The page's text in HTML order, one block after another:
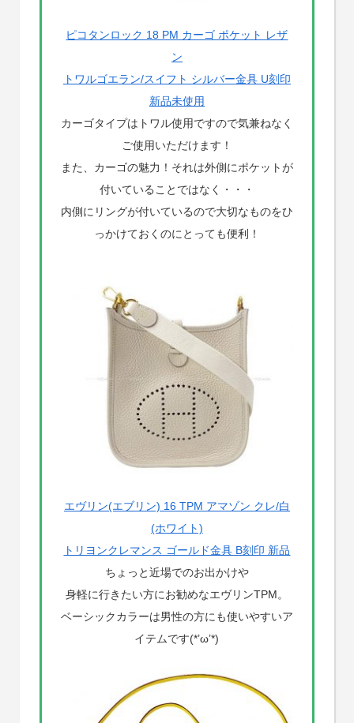
ピコタンロック 18 PM カーゴ ポケット レザ
ン
トワルゴエラン/スイフト シルバー金具 U刻印
新品未使用
カーゴタイプはトワル使用ですので気兼ねなく
ご使用いただけます！
また、カーゴの魅力！それは外側にポケットが
付いていることではなく・・・
内側にリングが付いているので大切なものをひ
っかけておくのにとっても便利！
エヴリン(エブリン) 16 TPM アマゾン クレ/白
(ホワイト)
トリヨンクレマンス ゴールド金具 B刻印 新品
ちょっと近場でのお出かけや
身軽に行きたい方にお勧めなエヴリンTPM。
ベーシックカラーは男性の方にも使いやすいア
イテムです(*’ω’*)